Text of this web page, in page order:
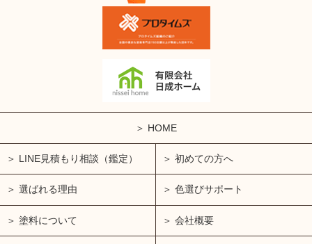
HOME
LINE見積もり相談（鑑定） 初めての方へ
選ばれる理由 色選びサポート
塗料について 会社概要